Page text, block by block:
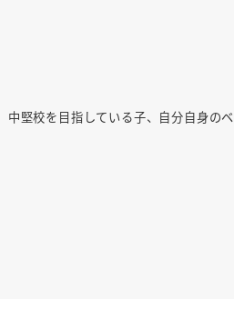
堅校を目指している子、自分自身のベ